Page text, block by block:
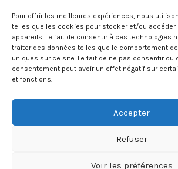
Pour offrir les meilleures expériences, nous
telles que les cookies pour stocker et/ou accéder
appareils. Le fait de consentir à ces technologies
traiter des données telles que le comportement
uniques sur ce site. Le fait de ne pas consentir ou
consentement peut avoir un effet négatif sur
et fonctions.
Accepter
Refuser
Voir les préférences
Copyright L'ORU Corsica © 2024Site